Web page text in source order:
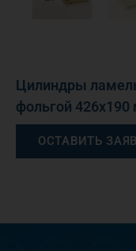
Цилиндры
фольгой
ОСТАВИТЬ